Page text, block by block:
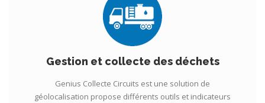
Gestion et collecte des déchets
Genius Collecte Circuits est une solution de
géolocalisation propose différents outils et indicateurs